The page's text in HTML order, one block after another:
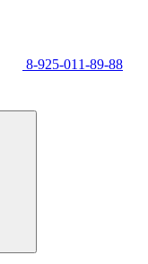
8-925-011-89-88